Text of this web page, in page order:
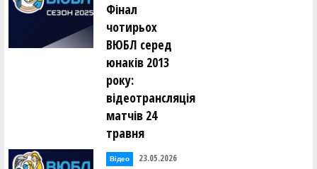
Фінал
чотирьох
ВЮБЛ серед
юнаків 2013
року:
відеотрансляція
матчів 24
травня
Відео 23.05.2026